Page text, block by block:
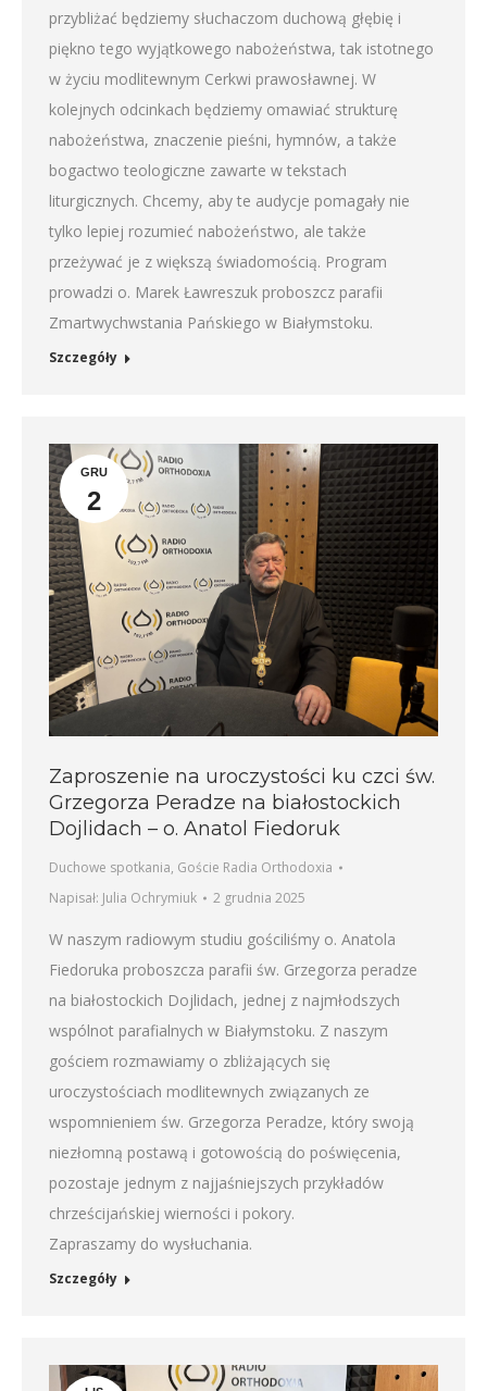
przybliżać będziemy słuchaczom duchową głębię i
piękno tego wyjątkowego nabożeństwa, tak istotnego
w życiu modlitewnym Cerkwi prawosławnej. W
kolejnych odcinkach będziemy omawiać strukturę
nabożeństwa, znaczenie pieśni, hymnów, a także
bogactwo teologiczne zawarte w tekstach
liturgicznych. Chcemy, aby te audycje pomagały nie
tylko lepiej rozumieć nabożeństwo, ale także
przeżywać je z większą świadomością. Program
prowadzi o. Marek Ławreszuk proboszcz parafii
Zmartwychwstania Pańskiego w Białymstoku.
Szczegóły
GRU
2
Zaproszenie na uroczystości ku czci św.
Grzegorza Peradze na białostockich
Dojlidach – o. Anatol Fiedoruk
Duchowe spotkania, Goście Radia Orthodoxia
Napisał: Julia Ochrymiuk 2 grudnia 2025
W naszym radiowym studiu gościliśmy o. Anatola
Fiedoruka proboszcza parafii św. Grzegorza peradze
na białostockich Dojlidach, jednej z najmłodszych
wspólnot parafialnych w Białymstoku. Z naszym
gościem rozmawiamy o zbliżających się
uroczystościach modlitewnych związanych ze
wspomnieniem św. Grzegorza Peradze, który swoją
niezłomną postawą i gotowością do poświęcenia,
pozostaje jednym z najjaśniejszych przykładów
chrześcijańskiej wierności i pokory.
Zapraszamy do wysłuchania.
Szczegóły